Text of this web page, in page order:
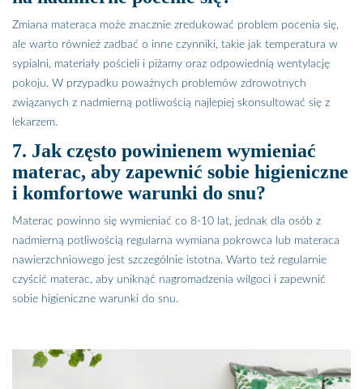
Zmiana materaca może znacznie zredukować problem pocenia się,
ale warto również zadbać o inne czynniki, takie jak temperatura w
sypialni, materiały pościeli i piżamy oraz odpowiednią wentylację
pokoju. W przypadku poważnych problemów zdrowotnych
związanych z nadmierną potliwością najlepiej skonsultować się z
lekarzem.
7. Jak często powinienem wymieniać
materac, aby zapewnić sobie higieniczne
i komfortowe warunki do snu?
Materac powinno się wymieniać co 8-10 lat, jednak dla osób z
nadmierną potliwością regularna wymiana pokrowca lub materaca
nawierzchniowego jest szczególnie istotna. Warto też regularnie
czyścić materac, aby uniknąć nagromadzenia wilgoci i zapewnić
sobie higieniczne warunki do snu.